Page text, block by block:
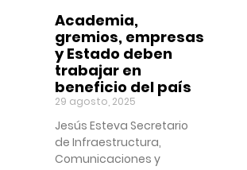
Academia,
gremios, empresas
y Estado deben
trabajar en
beneficio del país
29 agosto, 2025
Jesús Esteva Secretario
de Infraestructura,
Comunicaciones y